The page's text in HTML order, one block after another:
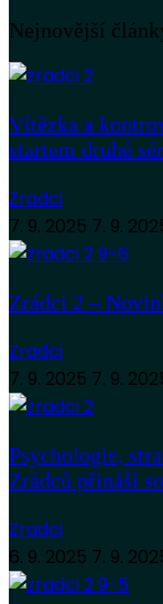
Nejnovější
Vítězka a
startem druhé
Zradci
7. 9. 2025 7. 9.
Zrádci 2 –
Zradci
7. 9. 2025 7. 9.
Psychologie,
Zrádců přináší
Zradci
6. 9. 2025 7. 9.